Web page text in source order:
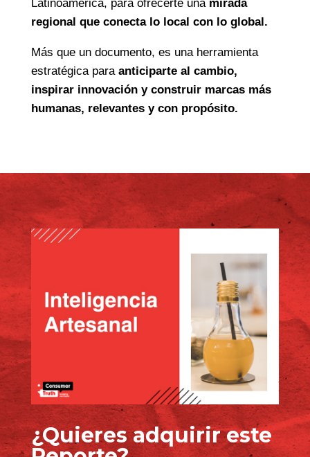
comportamientos emergentes, junto con un
análisis cualitativo y emocionalde lo que la
gente realmente siente, dice y hace.
Además, integramos una revisión de casos de
negocio, conversaciones en redes sociales y
benchmarks de otros mercados en
Más que un documento, es una herramienta
estratégica para anticiparte al cambio,
inspirar innovación y construir marcas más
humanas, relevantes y con propósito.